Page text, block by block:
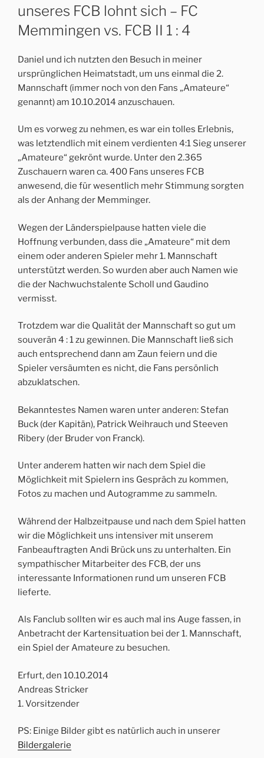
unseres FCB lohnt sich – FC
Memmingen vs. FCB II 1 : 4
Daniel und ich nutzten den Besuch in meiner
ursprünglichen Heimatstadt, um uns einmal die 2.
Mannschaft (immer noch von den Fans „Amateure“
genannt) am 10.10.2014 anzuschauen.
Um es vorweg zu nehmen, es war ein tolles Erlebnis,
was letztendlich mit einem verdienten 4:1 Sieg unserer
„Amateure“ gekrönt wurde. Unter den 2.365
Zuschauern waren ca. 400 Fans unseres FCB
anwesend, die für wesentlich mehr Stimmung sorgten
als der Anhang der Memminger.
Wegen der Länderspielpause hatten viele die
Hoffnung verbunden, dass die „Amateure“ mit dem
einem oder anderen Spieler mehr 1. Mannschaft
unterstützt werden. So wurden aber auch Namen wie
die der Nachwuchstalente Scholl und Gaudino
vermisst.
Trotzdem war die Qualität der Mannschaft so gut um
souverän 4 : 1 zu gewinnen. Die Mannschaft ließ sich
auch entsprechend dann am Zaun feiern und die
Spieler versäumten es nicht, die Fans persönlich
abzuklatschen.
Bekanntestes Namen waren unter anderen: Stefan
Buck (der Kapitän), Patrick Weihrauch und Steeven
Ribery (der Bruder von Franck).
Unter anderem hatten wir nach dem Spiel die
Möglichkeit mit Spielern ins Gespräch zu kommen,
Fotos zu machen und Autogramme zu sammeln.
Während der Halbzeitpause und nach dem Spiel hatten
wir die Möglichkeit uns intensiver mit unserem
Fanbeauftragten Andi Brück uns zu unterhalten. Ein
sympathischer Mitarbeiter des FCB, der uns
interessante Informationen rund um unseren FCB
lieferte.
Als Fanclub sollten wir es auch mal ins Auge fassen, in
Anbetracht der Kartensituation bei der 1. Mannschaft,
ein Spiel der Amateure zu besuchen.
Erfurt, den 10.10.2014
Andreas Stricker
1. Vorsitzender
PS: Einige Bilder gibt es natürlich auch in unserer
Bildergalerie